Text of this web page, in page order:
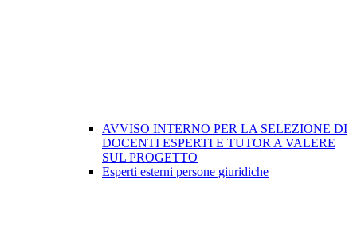
AVVISO INTERNO PER LA SELEZIONE DI
DOCENTI ESPERTI E TUTOR A VALERE
SUL PROGETTO
Esperti esterni persone giuridiche